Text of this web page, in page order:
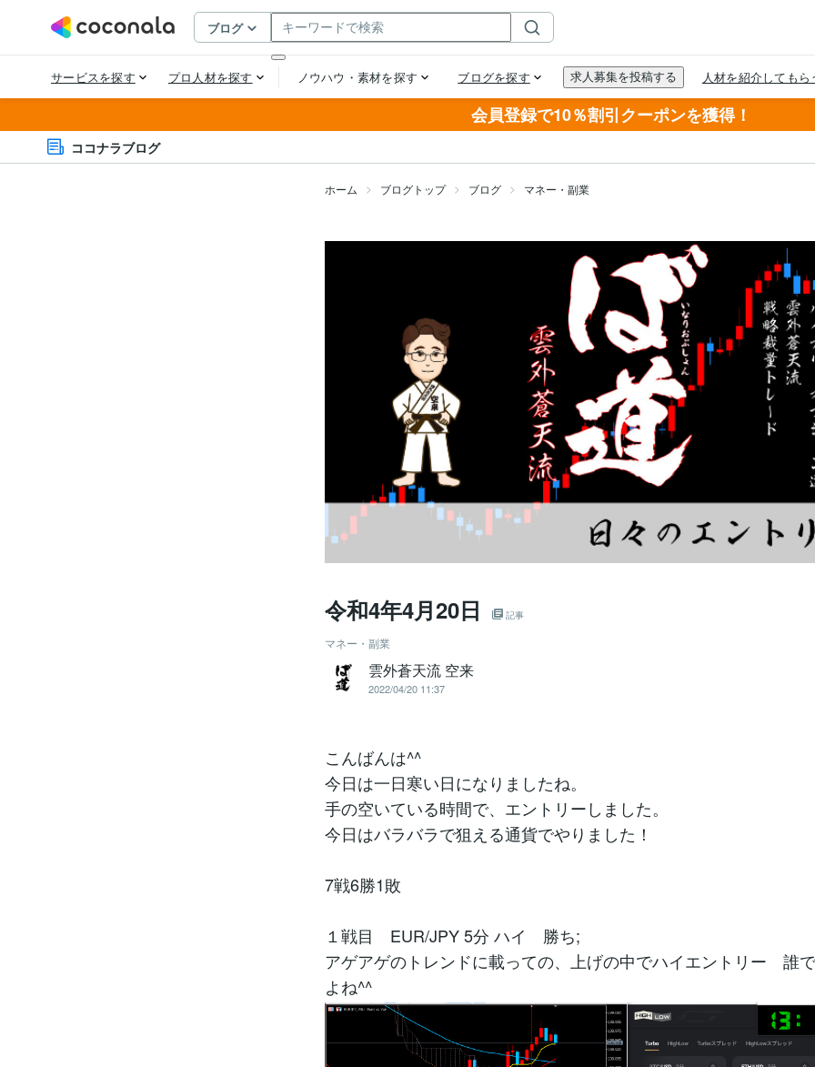
会員登録で10％割引クーポンを獲得！
ココナラブログ
ホーム ブログトップ ブログ マネー・副業
令和4年4月20日 記事
マネー・副業
雲外蒼天流 空来
2022/04/20 11:37
こんばんは^^
今日は一日寒い日になりましたね。
手の空いている時間で、エントリーしました。
今日はバラバラで狙える通貨でやりました！
7戦6勝1敗
１戦目 EUR/JPY 5分 ハイ 勝ち;
アゲアゲのトレンドに載っての、上げの中でハイエントリー 誰
よね^^